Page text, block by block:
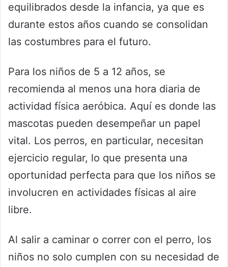
equilibrados desde la infancia, ya que es
durante estos años cuando se consolidan
las costumbres para el futuro.
Para los niños de 5 a 12 años, se
recomienda al menos una hora diaria de
actividad física aeróbica. Aquí es donde las
mascotas pueden desempeñar un papel
vital. Los perros, en particular, necesitan
ejercicio regular, lo que presenta una
oportunidad perfecta para que los niños se
involucren en actividades físicas al aire
libre.
Al salir a caminar o correr con el perro, los
niños no solo cumplen con su necesidad de